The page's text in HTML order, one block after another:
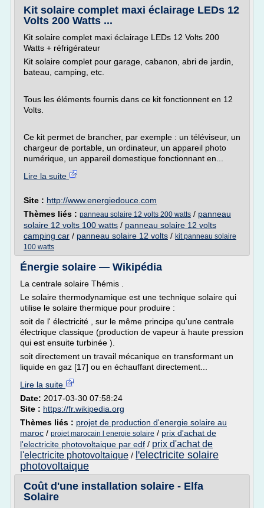
Kit solaire complet maxi éclairage LEDs 12
Volts 200 Watts ...
Kit solaire complet maxi éclairage LEDs 12 Volts 200
Watts + réfrigérateur
Kit solaire complet pour garage, cabanon, abri de jardin,
bateau, camping, etc.
Tous les éléments fournis dans ce kit fonctionnent en 12
Volts.
Ce kit permet de brancher, par exemple : un téléviseur, un
chargeur de portable, un ordinateur, un appareil photo
numérique, un appareil domestique fonctionnant en...
Lire la suite
Site : http://www.energiedouce.com
Thèmes liés : panneau solaire 12 volts 200 watts / panneau
solaire 12 volts 100 watts / panneau solaire 12 volts
camping car / panneau solaire 12 volts / kit panneau solaire
100 watts
Énergie solaire — Wikipédia
La centrale solaire Thémis .
Le solaire thermodynamique est une technique solaire qui
utilise le solaire thermique pour produire :
soit de l' électricité , sur le même principe qu'une centrale
électrique classique (production de vapeur à haute pression
qui est ensuite turbinée ).
soit directement un travail mécanique en transformant un
liquide en gaz [17] ou en échauffant directement...
Lire la suite
Date: 2017-03-30 07:58:24
Site : https://fr.wikipedia.org
Thèmes liés : projet de production d'energie solaire au
maroc / projet marocain l energie solaire / prix d'achat de
l'electricite photovoltaique par edf / prix d'achat de
l'electricite photovoltaique / l'electricite solaire
photovoltaique
Coût d'une installation solaire - Elfa
Solaire